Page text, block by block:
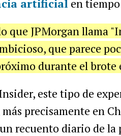
artificial en
que JPMorgan llama
que parece
durante el brote
este tipo de
precisamente en
recuento diario de la